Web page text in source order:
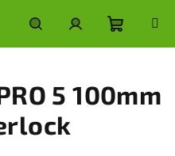
HledatPřihlášeníNákupní
košík
5 100mm